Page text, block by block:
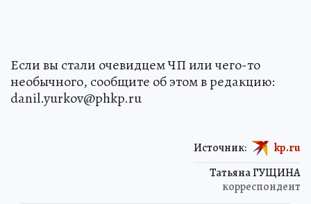
Если вы стали очевидцем ЧП или чего-то
необычного, сообщите об этом в редакцию:
danil.yurkov@phkp.ru
Татьяна ГУЩИНА
корреспондент
Источник: kp.ru